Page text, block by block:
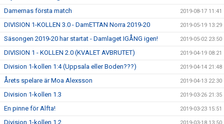
Damernas första match 2019-08-17 11:41
DIVISION 1-KOLLEN 3.0 - DamETTAN Norra 2019-20 2019-05-19 13:29
Säsongen 2019-20 har startat - Damlaget IGÅNG igen! 2019-05-02 23:50
DIVISION 1 - KOLLEN 2.0 (KVALET AVBRUTET) 2019-04-19 08:21
Division 1-kollen 1:4 (Uppsala eller Boden???) 2019-04-14 21:48
Årets spelare är Moa Alexsson 2019-04-13 22:30
Division 1-kollen 1.3 2019-03-26 21:35
En pinne för Alfta! 2019-03-23 15:51
Division 1-kollen 1.2